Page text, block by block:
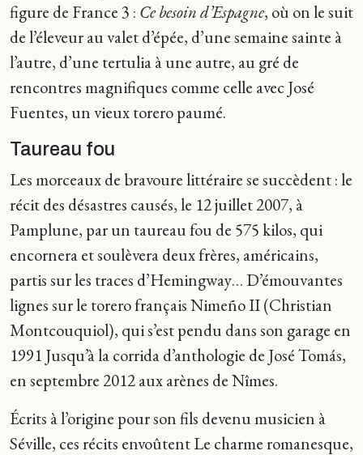
figure de France 3 : Ce besoin d’Espagne, où on le suit
de l’éleveur au valet d’épée, d’une semaine sainte à
l’autre, d’une tertulia à une autre, au gré de
rencontres magnifiques comme celle avec José
Fuentes, un vieux torero paumé.
Taureau fou
Les morceaux de bravoure littéraire se succèdent : le
récit des désastres causés, le 12 juillet 2007, à
Pamplune, par un taureau fou de 575 kilos, qui
encornera et soulèvera deux frères, américains,
partis sur les traces d’Hemingway… D’émouvantes
lignes sur le torero français Nimeño II (Christian
Montcouquiol), qui s’est pendu dans son garage en
1991 Jusqu’à la corrida d’anthologie de José Tomás,
en septembre 2012 aux arènes de Nîmes.
Écrits à l’origine pour son fils devenu musicien à
Séville, ces récits envoûtent Le charme romanesque,